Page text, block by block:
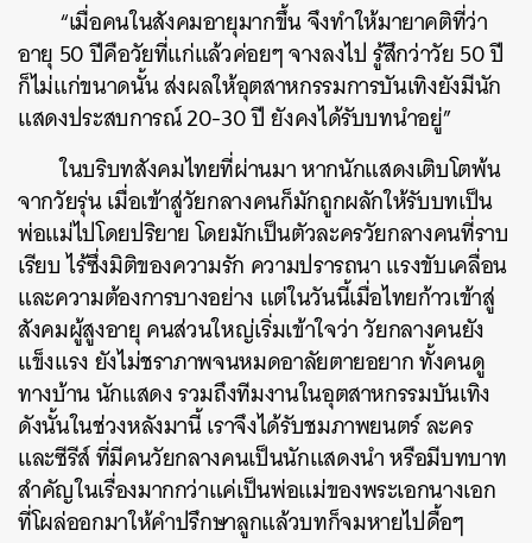
“เมื่อคนในสังคมอายุมากขึ้น จึงทำให้มายาคติที่ว่า
อายุ 50 ปีคือวัยที่แก่แล้วค่อยๆ จางลงไป รู้สึกว่าวัย 50 ปี
ก็ไม่แก่ขนาดนั้น ส่งผลให้อุตสาหกรรมการบันเทิงยังมีนัก
แสดงประสบการณ์ 20-30 ปี ยังคงได้รับบทนำอยู่”
ในบริบทสังคมไทยที่ผ่านมา หากนักแสดงเติบโตพ้น
จากวัยรุ่น เมื่อเข้าสู่วัยกลางคนก็มักถูกผลักให้รับบทเป็น
พ่อแม่ไปโดยปริยาย โดยมักเป็นตัวละครวัยกลางคนที่ราบ
เรียบ ไร้ซึ่งมิติของความรัก ความปรารถนา แรงขับเคลื่อน
และความต้องการบางอย่าง แต่ในวันนี้เมื่อไทยก้าวเข้าสู่
สังคมผู้สูงอายุ คนส่วนใหญ่เริ่มเข้าใจว่า วัยกลางคนยัง
แข็งแรง ยังไม่ชราภาพจนหมดอาลัยตายอยาก ทั้งคนดู
ทางบ้าน นักแสดง รวมถึงทีมงานในอุตสาหกรรมบันเทิง
ดังนั้นในช่วงหลังมานี้ เราจึงได้รับชมภาพยนตร์ ละคร
และซีรีส์ ที่มีคนวัยกลางคนเป็นนักแสดงนำ หรือมีบทบาท
สำคัญในเรื่องมากกว่าแค่เป็นพ่อแม่ของพระเอกนางเอก
ที่โผล่ออกมาให้คำปรึกษาลูกแล้วบทก็จมหายไปดื้อๆ